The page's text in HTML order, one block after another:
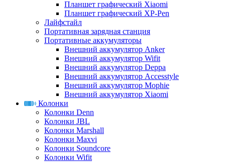
Планшет графический Xiaomi
Планшет графический XP-Pen
Лайфстайл
Портативная зарядная станция
Портативные аккумуляторы
Внешний аккумулятор Anker
Внешний аккумулятор Wifit
Внешний аккумулятор Deppa
Внешний аккумулятор Accesstyle
Внешний аккумулятор Mophie
Внешний аккумулятор Xiaomi
Колонки
Колонки Denn
Колонки JBL
Колонки Marshall
Колонки Maxvi
Колонки Soundcore
Колонки Wifit